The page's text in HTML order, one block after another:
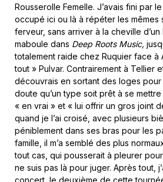
Rousserolle Femelle. J’avais fini par
occupé ici ou là à répéter les mêmes
ferveur, sans arriver à la cheville
maboule dans Deep Roots Music,
totalement raide chez Ruquier face à
tout » Pulvar. Contrairement à Tellier
découvrais en sortant des loges
doute qu’un type soit prêt à se
« en vrai » et « lui offrir un gros joint
quand je l’ai croisé, avec plusieurs
péniblement dans ses bras pour les
famille, il m’a semblé des plus
tout cas, qui pousserait à pleurer
ne suis pas là pour juger. Après tout,
concert, le deuxième de cette